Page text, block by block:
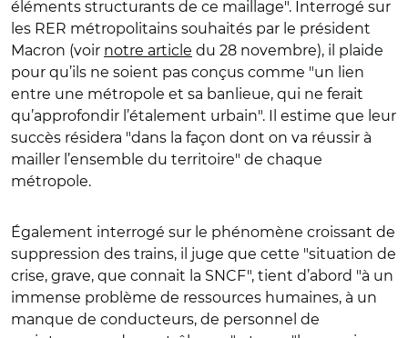
éléments structurants de ce maillage". Interrogé sur
les RER métropolitains souhaités par le président
Macron (voir notre article du 28 novembre), il plaide
pour qu’ils ne soient pas conçus comme "un lien
entre une métropole et sa banlieue, qui ne ferait
qu’approfondir l’étalement urbain". Il estime que leur
succès résidera "dans la façon dont on va réussir à
mailler l’ensemble du territoire" de chaque
métropole.
Également interrogé sur le phénomène croissant de
suppression des trains, il juge que cette "situation de
crise, grave, que connait la SNCF", tient d’abord "à un
immense problème de ressources humaines, à un
manque de conducteurs, de personnel de